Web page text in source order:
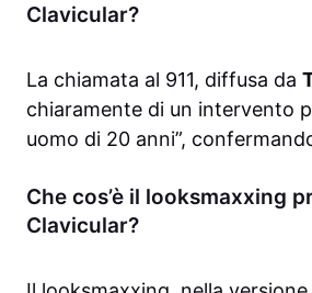
Clavicular?
La chiamata al 911, diffusa da
chiaramente di un intervento
uomo di 20 anni”,
Che cos’è il looksmaxxing
Clavicular?